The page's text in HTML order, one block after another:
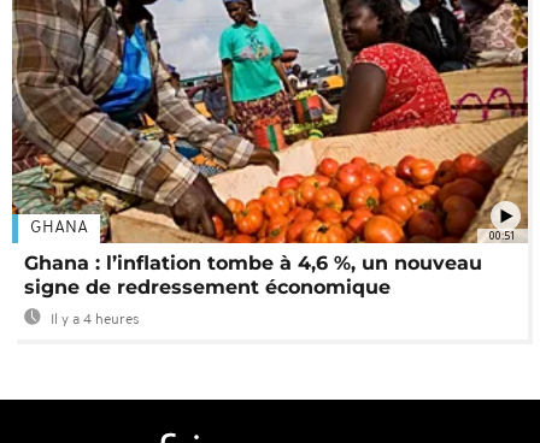
00:51
GHANA
Ghana : l’inflation tombe à 4,6 %, un nouveau
signe de redressement économique
Il y a 4 heures